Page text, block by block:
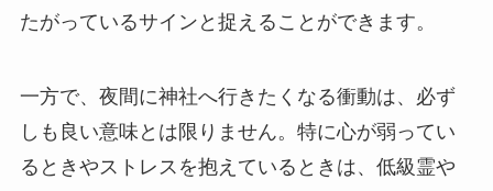
たがっているサインと捉えることができます。
一方で、夜間に神社へ行きたくなる衝動は、必ず
しも良い意味とは限りません。特に心が弱ってい
るときやストレスを抱えているときは、低級霊や